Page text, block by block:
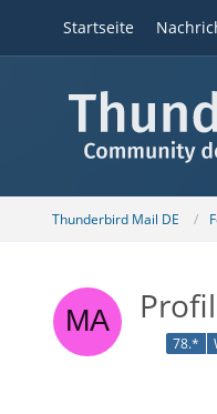
Startseite
Thunderbird Mail DE
78.*